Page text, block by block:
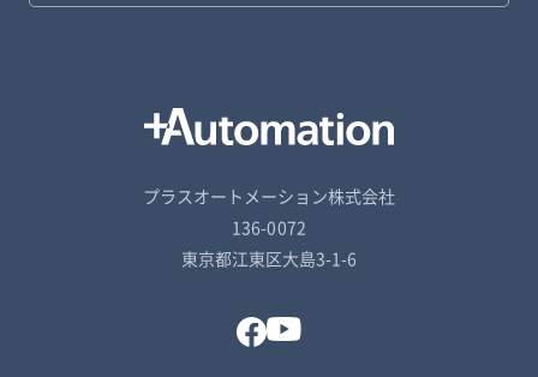
プラスオートメーション株式会社
136-0072
東京都江東区大島3-1-6